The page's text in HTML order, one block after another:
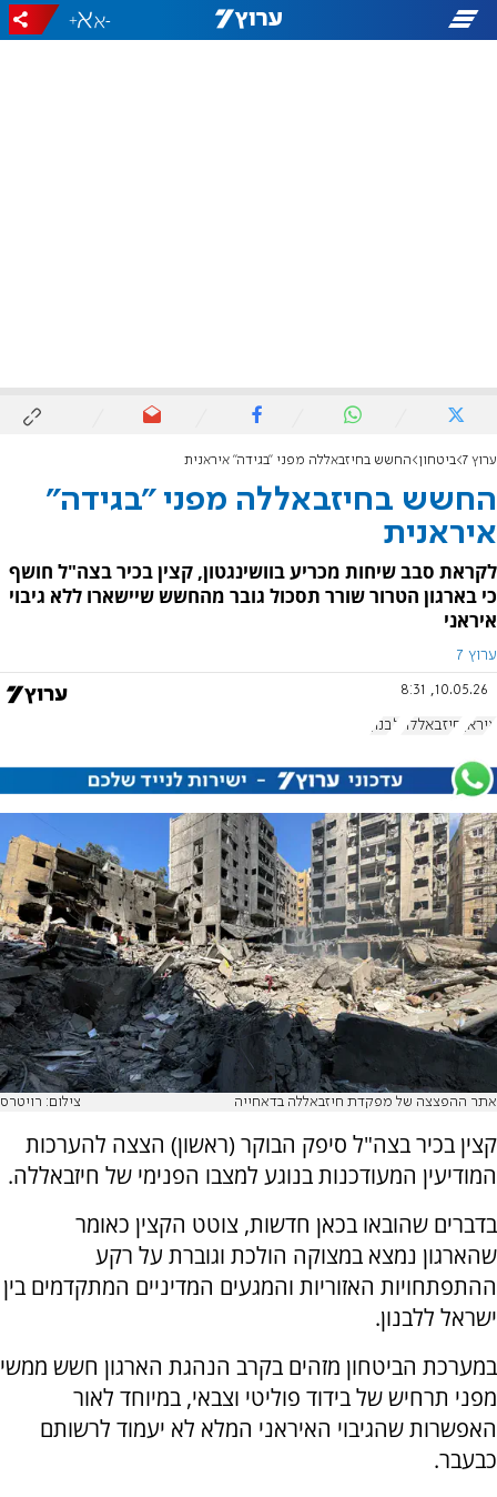
-
+
ערוץ 7 ביטחון החשש בחיזבאללה מפני "בגידה" איראנית
החשש בחיזבאללה מפני "בגידה"
איראנית
לקראת סבב שיחות מכריע בוושינגטון, קצין בכיר בצה"ל חושף
כי בארגון הטרור שורר תסכול גובר מהחשש שיישארו ללא גיבוי
איראני
ערוץ 7
10.05.26, 8:31
איראן חיזבאללה לבנון
אתר ההפצצה של מפקדת חיזבאללה בדאחייה צילום: רויטרס
קצין בכיר בצה"ל סיפק הבוקר (ראשון) הצצה להערכות
המודיעין המעודכנות בנוגע למצבו הפנימי של חיזבאללה.
בדברים שהובאו בכאן חדשות, צוטט הקצין כאומר
שהארגון נמצא במצוקה הולכת וגוברת על רקע
ההתפתחויות האזוריות והמגעים המדיניים המתקדמים בין
ישראל ללבנון.
במערכת הביטחון מזהים בקרב הנהגת הארגון חשש ממשי
מפני תרחיש של בידוד פוליטי וצבאי, במיוחד לאור
האפשרות שהגיבוי האיראני המלא לא יעמוד לרשותם
כבעבר.